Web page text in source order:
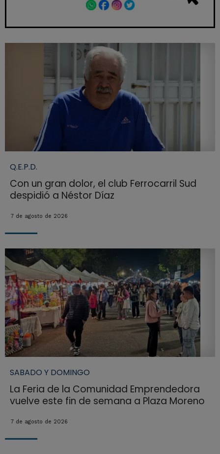
Q.E.P.D.
Con un gran dolor, el club Ferrocarril Sud
despidió a Néstor Díaz
7 de agosto de 2026
SABADO Y DOMINGO
La Feria de la Comunidad Emprendedora
vuelve este fin de semana a Plaza Moreno
7 de agosto de 2026